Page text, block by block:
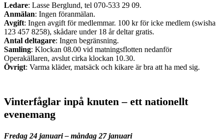
Ledare: Lasse Berglund, tel 070-533 29 09.
Anmälan: Ingen föranmälan.
Avgift: Ingen avgift för medlemmar. 100 kr för icke medlem (swisha
123 457 8258), skådare under 18 år deltar gratis.
Antal deltagare: Ingen begränsning.
Samling: Klockan 08.00 vid matningsflotten nedanför
Operakällaren, avslut cirka klockan 10.30.
Övrigt: Varma kläder, matsäck och kikare är bra att ha med sig.
Vinterfåglar inpå knuten – ett nationellt
evenemang
Fredag 24 januari – måndag 27 januari